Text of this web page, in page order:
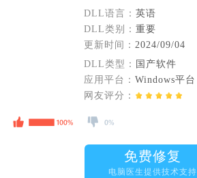
DLL语言： 英语
DLL类别： 重要
更新时间： 2024/09/04
DLL类型：
国产软件
应用平台： Windows平台
网友评分：
免费修复
电脑医生提供技术支持